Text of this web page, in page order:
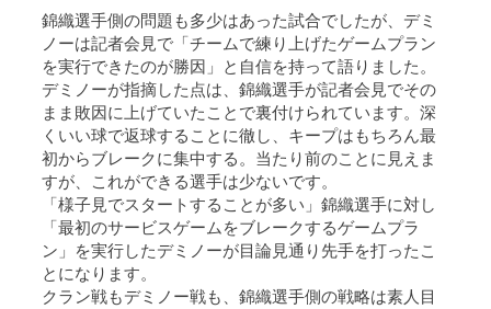
錦織選手側の問題も多少はあった試合でしたが、デミ
ノーは記者会見で「チームで練り上げたゲームプラン
を実行できたのが勝因」と自信を持って語りました。
デミノーが指摘した点は、錦織選手が記者会見でその
まま敗因に上げていたことで裏付けられています。深
くいい球で返球することに徹し、キープはもちろん最
初からブレークに集中する。当たり前のことに見えま
すが、これができる選手は少ないです。
「様子見でスタートすることが多い」錦織選手に対し
「最初のサービスゲームをブレークするゲームプラ
ン」を実行したデミノーが目論見通り先手を打ったこ
とになります。
クラン戦もデミノー戦も、錦織選手側の戦略は素人目